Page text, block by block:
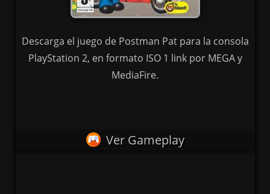
Descarga el juego de Postman Pat para la consola
PlayStation 2, en formato ISO 1 link por MEGA y
MediaFire.
Ver Gameplay